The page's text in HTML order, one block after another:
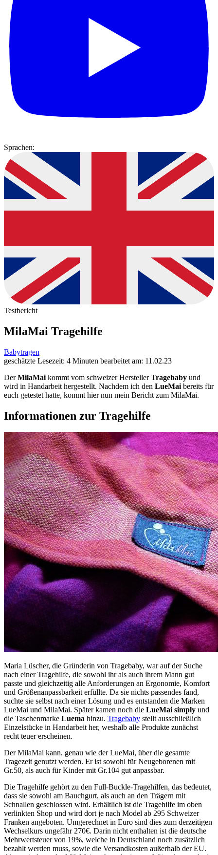
Sprachen:
Testbericht
MilaMai Tragehilfe
Babytragen
geschätzte Lesezeit: 4 Minuten bearbeitet am: 11.02.23
DerMilaMai kommt vom schweizer HerstellerTragebaby und
wird in Handarbeit hergestellt. Nachdem ich den LueMai bereits für
euch getestet hatte, kommt hier nun mein Bericht zum MilaMai.
Informationen zur Tragehilfe
Maria Lüscher, die Gründerin von Tragebaby, war auf der Suche
nach einer Tragehilfe, die sowohl ihr als auch ihrem Mann gut
passte und gleichzeitig alle Anforderungen an Ergonomie, Komfort
und Größenanpassbarkeit erfüllte. Da sie nichts passendes fand,
suchte sie selbst nach einer Lösung und es entstanden die Marken
LueMai und MilaMai. Später kamen noch die LueMai simply und
die Taschenmarke Luema hinzu. Tragebaby stellt ausschließlich
Einzelstücke in Handarbeit her, weshalb alle Produkte zunächst
recht teuer erscheinen.
Der MilaMai kann, genau wie der LueMai, über die gesamte
Tragezeit genutzt werden. Er ist sowohl für Neugeborenen mit
Gr.50, als auch für Kinder mit Gr.104 gut anpassbar.
Die Tragehilfe gehört zu den Full-Buckle-Tragehilfen, das bedeutet,
dass sie sowohl am Bauchgurt, als auch an den Trägern mit
Schnallen geschlossen wird. Erhältlich ist die Tragehilfe im oben
verlinkten Shop und wird dort je nach Model ab 295 Schweizer
Franken angeboten. Umgerechnet in Euro sind dies zum derzeitigen
Wechselkurs ungefähr 270€. Darin nicht enthalten ist die deutsche
Mehrwertsteuer von 19%, welche in Deutschland noch zusätzlich
bezahlt werden muss, sowie die Versandkosten außerhalb der EU.